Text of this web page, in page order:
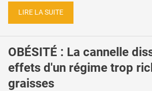
LIRE LA SUITE
OBÉSITÉ : La cannelle
effets d'un régime trop
graisses